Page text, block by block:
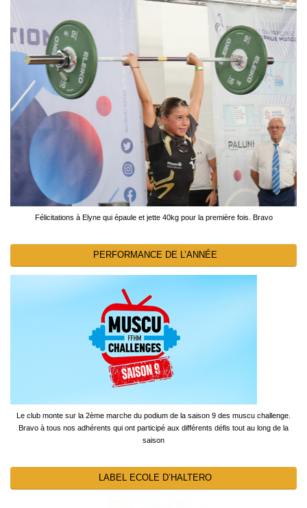
Félicitations à Elyne qui épaule et jette 40kg pour la première fois. Bravo
PERFORMANCE DE L’ANNÉE
Le club monte sur la 2ème marche du podium de la saison 9 des muscu challenge.
Bravo à tous nos adhérents qui ont participé aux différents défis tout au long de la
saison
LABEL ECOLE D’HALTERO